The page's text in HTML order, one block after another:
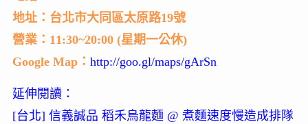
地址：台北市大同區太原路19號
營業：11:30~20:00 (星期一公休)
Google Map： http://goo.gl/maps/gArSn
延伸閱讀：
[台北] 信義誠品 稻禾烏龍麵 @ 煮麵速度慢造成排隊